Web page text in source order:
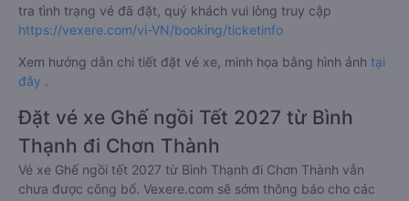
tra tình trạng vé đã đặt, quý khách vui lòng truy cập
https://vexere.com/vi-VN/booking/ticketinfo
Xem hướng dẫn chi tiết đặt vé xe, minh họa bằng hình ảnh tại
đây .
Đặt vé xe Ghế ngồi Tết 2027 từ Bình
Thạnh đi Chơn Thành
Vé xe Ghế ngồi tết 2027 từ Bình Thạnh đi Chơn Thành vẫn
chưa được công bố. Vexere.com sẽ sớm thông báo cho các